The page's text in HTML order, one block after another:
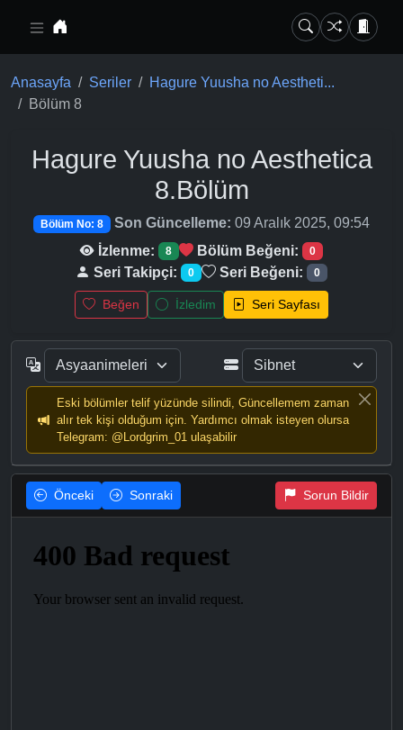
Anasayfa Seriler
Hagure Yuusha no Aestheti...
Bölüm 8
Hagure Yuusha no Aesthetica
8.Bölüm
Bölüm No: 8 Son Güncelleme: 09 Aralık 2025, 09:54
İzlenme:
8 Bölüm Beğeni: 0
Seri Takipçi: 0 Seri Beğeni: 0
Beğen İzledim Seri Sayfası
Eski bölümler telif yüzünde silindi, Güncellemem zaman
alır tek kişi olduğum için. Yardımcı olmak isteyen olursa
Telegram: @Lordgrim_01 ulaşabilir
Önceki Sonraki Sorun Bildir